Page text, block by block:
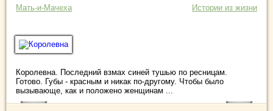
Мать-и-Мачеха Истории из жизни
Королевна. Последний взмах синей тушью по ресницам.
Готово. Губы - красным и никак по-другому. Чтобы было
вызывающе, как и положено женщинам ...